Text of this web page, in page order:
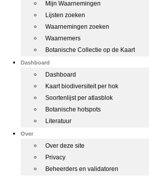
Mijn Waarnemingen
Lijsten zoeken
Waarnemingen zoeken
Waarnemers
Botanische Collectie op de Kaart
Dashboard
Dashboard
Kaart biodiversiteit per hok
Soortenlijst per atlasblok
Botanische hotspots
Literatuur
Over
Over deze site
Privacy
Beheerders en validatoren